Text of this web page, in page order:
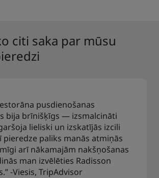
citi saka par mūsu
pusdienošanas
bija brīnišķīgs — izsmalcināti
lieliski un izskatījās izcili
pieredze paliks manās atmiņās
arī nākamajām nakšņošanas
man izvēlēties Radisson
-Viesis, TripAdvisor